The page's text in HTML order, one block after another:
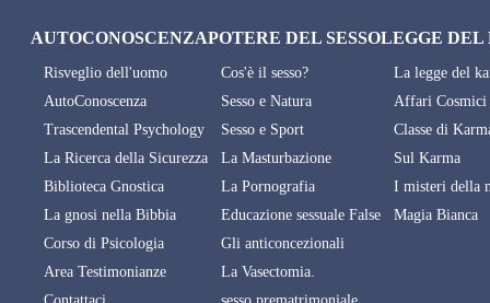
AUTOCONOSCENZA
Risveglio dell'uomo
AutoConoscenza
Trascendental Psychology
La Ricerca della Sicurezza
Biblioteca Gnostica
La gnosi nella Bibbia
Corso di Psicologia
Area Testimonianze
POTERE DEL SESSO
Cos'è il sesso?
Sesso e Natura
Sesso e Sport
La Masturbazione
La Pornografia
Educazione sessuale False
Gli anticoncezionali
La Vasectomia.
LEGGE DEL
La legge del
Affari Cosmici
Classe di
Sul Karma
I misteri della
Magia Bianca